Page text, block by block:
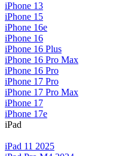
iPhone 13
iPhone 15
iPhone 16e
iPhone 16
iPhone 16 Plus
iPhone 16 Pro Max
iPhone 16 Pro
iPhone 17 Pro
iPhone 17 Pro Max
iPhone 17
iPhone 17e
iPad
iPad 11 2025